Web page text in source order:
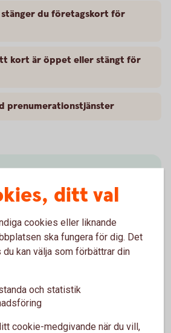
stänger du företagskort för
kort är öppet eller stängt för
prenumerationstjänster
kan du snabbt och säkert
exempelvis när du ska
logga in i vår app.
ditt val
cookies eller liknande
ska fungera för dig. Det
kan välja som förbättrar din
och statistik
cookie-medgivande när du vill,